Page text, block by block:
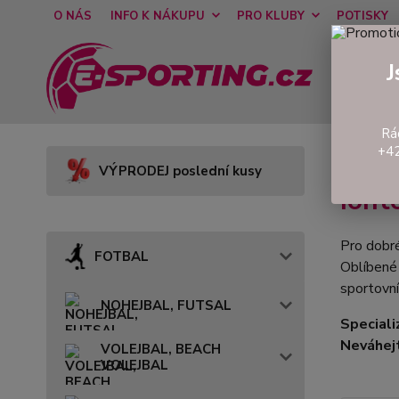
O NÁS INFO K NÁKUPU PRO KLUBY POTISKY
VÝPRODEJ poslední kusy
FOTBAL
NOHEJBAL, FUTSAL
VOLEJBAL, BEACH
VOLEJBAL
Pro